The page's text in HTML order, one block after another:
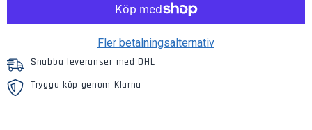
Fler betalningsalternativ
Snabba leveranser med DHL
Trygga köp genom Klarna